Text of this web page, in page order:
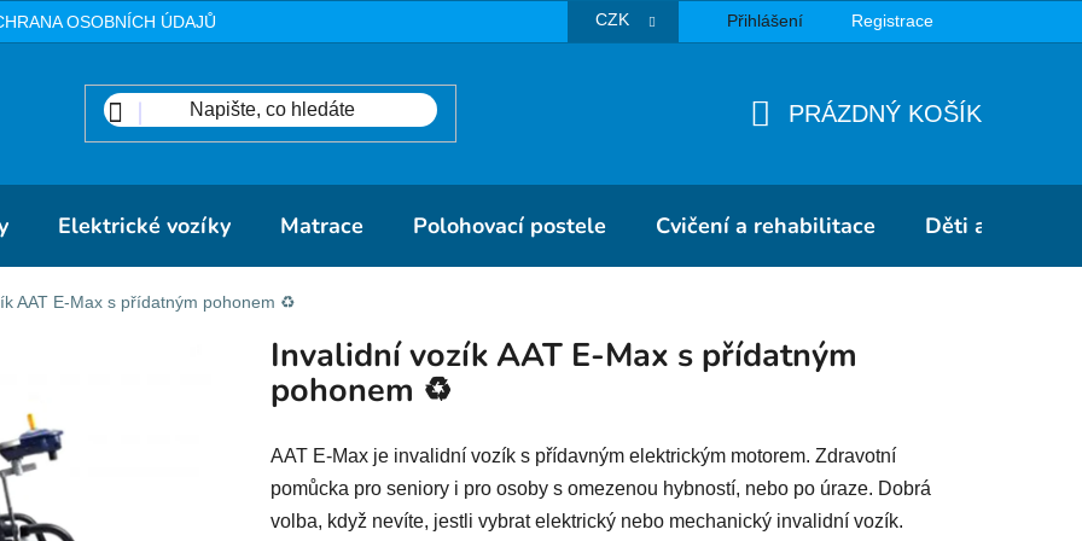
OSOBNÍCH ÚDAJŮ CZK Přihlášení Registrace
PRÁZDNÝ KOŠÍK
Elektrické vozíky Matrace Polohovací postele Cvičení a rehabilitace Děti a školky
AAT E-Max s přídatným pohonem ♻️
Invalidní vozík AAT E-Max s přídatným
pohonem ♻️
AAT E-Max je invalidní vozík s přídavným elektrickým motorem. Zdravotní
pomůcka pro seniory i pro osoby s omezenou hybností, nebo po úraze. Dobrá
volba, když nevíte, jestli vybrat elektrický nebo mechanický invalidní vozík.